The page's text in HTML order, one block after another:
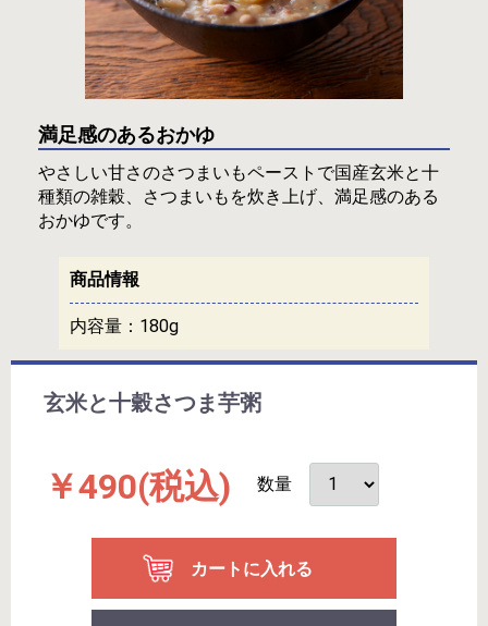
満足感のあるおかゆ
やさしい甘さのさつまいもペーストで国産玄米と十
種類の雑穀、さつまいもを炊き上げ、満足感のある
おかゆです。
商品情報
内容量： 180g
玄米と十穀さつま芋粥
￥490(税込) 数量
カートに入れる